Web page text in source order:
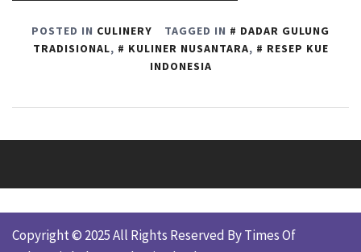
POSTED IN CULINERY TAGGED IN
DADAR GULUNG
TRADISIONAL, KULINER NUSANTARA,
RESEP KUE
INDONESIA
Copyright © 2025 All Rights Reserved By Times Of